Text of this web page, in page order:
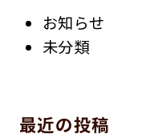
お知らせ
未分類
最近の投稿